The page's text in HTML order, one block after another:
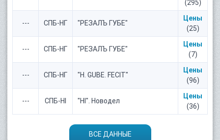
(295)
--- СПБ-НГ "РЕЗАЛЪ ГУБЕ"
Цены
(25)
--- СПБ-НГ "РЕЗАЛЪ ГУБЕ"
Цены
(7)
--- СПБ-НГ "H. GUBE. FECIT"
Цены
(96)
--- СПБ-НI "HI". Новодел
Цены
(36)
ВСЕ ДАННЫЕ